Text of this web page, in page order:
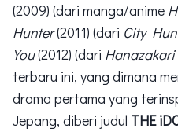
(2009) (dari manga/anime
Hunter(2011) (dari City
You(2012) (dari
terbaru ini, yang dimana
drama pertama yang
Jepang, diberi judul THE